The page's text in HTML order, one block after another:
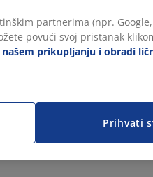
partnerima (npr.
povući svoj pristanak
našem prikupljanju i obradi
Prihvati